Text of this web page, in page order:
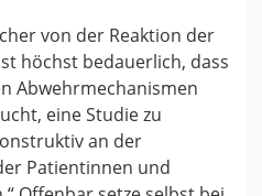
von der Reaktion der
höchst bedauerlich, dass
Abwehrmechanismen
eine Studie zu
an der
Patientinnen und